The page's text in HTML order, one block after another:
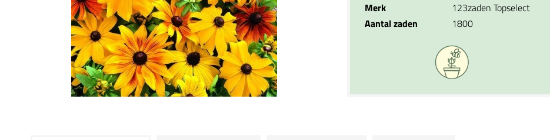
Merk
123zaden Topselect
Aantal zaden
1800